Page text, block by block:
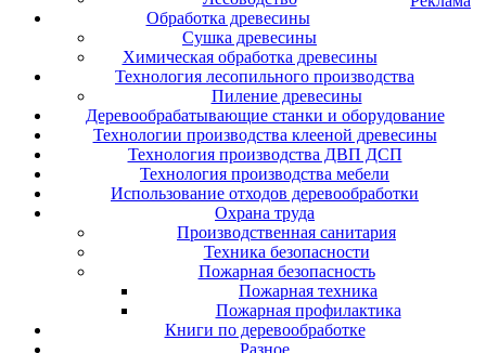
Обработка древесины
Сушка древесины
Химическая обработка древесины
Технология лесопильного производства
Пиление древесины
Деревообрабатывающие станки и оборудование
Технологии производства клееной древесины
Технология производства ДВП ДСП
Технология производства мебели
Использование отходов деревообработки
Охрана труда
Производственная санитария
Техника безопасности
Пожарная безопасность
Пожарная техника
Пожарная профилактика
Книги по деревообработке
Разное